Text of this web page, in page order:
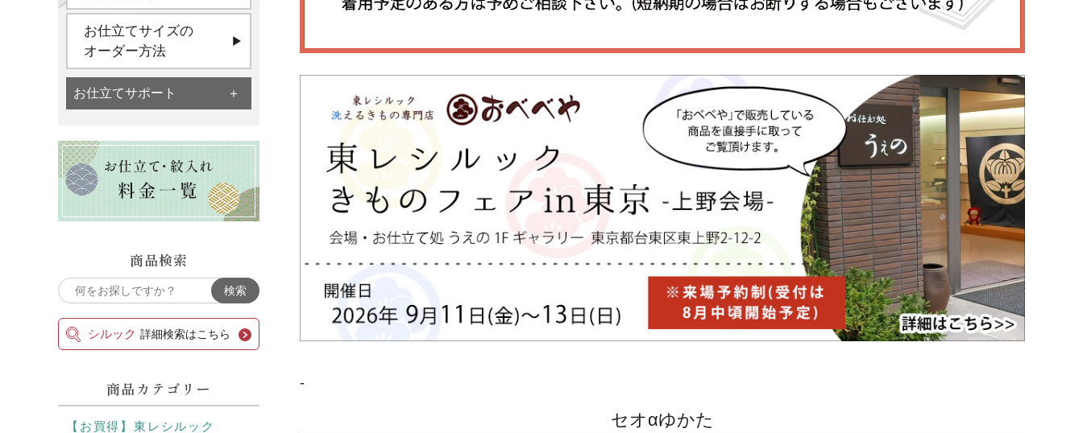
お仕立てサイズの
オーダー方法
お仕立てサポート
商品検索
シルック 詳細検索はこちら
商品カテゴリー
【お買得】東レシルック
-
セオαゆかた